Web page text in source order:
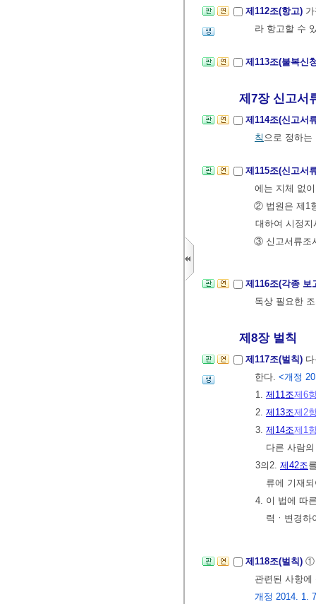
제112조(항고)
라 항고할 수
제113조(불복신
제7장 신고서류
제114조(신고서
칙 으로 정하는
제115조(신고서
에는 지체 없
② 법원은 제1
대하여 시정
③ 신고서류조
제116조(각종
독상 필요한
제8장 벌칙
제117조(벌칙)
한다. <개정
1. 제11조제6
2. 제13조제2
3. 제14조제1
다른 사람
3의2. 제42조
류에 기재
4. 이 법에 따
력ㆍ변경하
제118조(벌칙) ①
관련된 사항
개정 2014. 1.